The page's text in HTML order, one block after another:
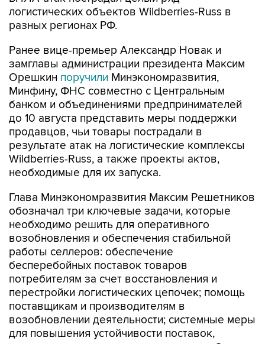
Ранее вице-премьер Александр Новак и
ОрешкинпоручилиМинэкономразвития,
Минфину, ФНС совместно с Центральным
банком и объединениями предпринимателей
до 10 августа представить меры поддержки
продавцов, чьи товары пострадали в
результате атак на логистические комплексы
Wildberries-Russ, а также проекты актов,
необходимые для их запуска.
Глава Минэкономразвития Максим Решетников
необходимо решить для оперативного
возобновления и обеспечения стабильной
работы селлеров: обеспечение
бесперебойных поставок товаров
потребителям за счет восстановления и
перестройки логистических цепочек; помощь
поставщикам и производителям в
возобновлении деятельности; системные меры
для повышения устойчивости поставок,
увеличения товарных запасов, роста гибкости
и оперативности доставки.